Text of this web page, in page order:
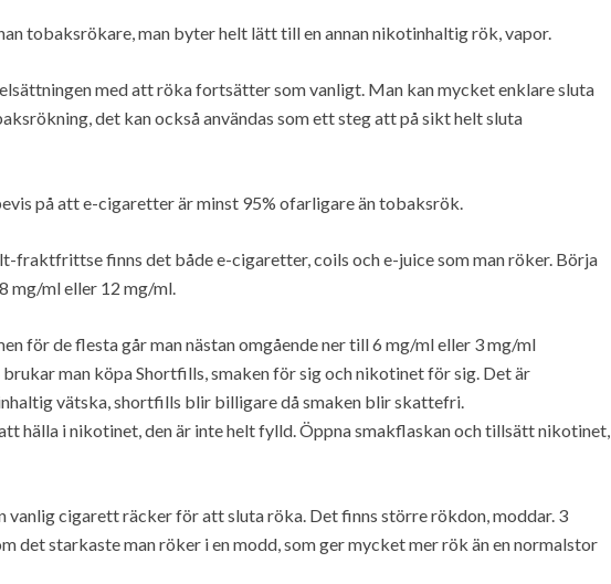
tobaksrökare, man byter helt lätt till en annan nikotinhaltig rök, vapor.
med att röka fortsätter som vanligt. Man kan mycket enklare sluta
det kan också användas som ett steg att på sikt helt sluta
på att e-cigaretter är minst 95% ofarligare än tobaksrök.
fraktfrittse finns det både e-cigaretter, coils och e-juice som man röker. Börja
mg/ml eller 12 mg/ml.
för de flesta går man nästan omgående ner till 6 mg/ml eller 3 mg/ml
man köpa Shortfills, smaken för sig och nikotinet för sig. Det är
vätska, shortfills blir billigare då smaken blir skattefri.
hälla i nikotinet, den är inte helt fylld. Öppna smakflaskan och tillsätt nikotinet,
vanlig cigarett räcker för att sluta röka. Det finns större rökdon, moddar. 3
det starkaste man röker i en modd, som ger mycket mer rök än en normalstor